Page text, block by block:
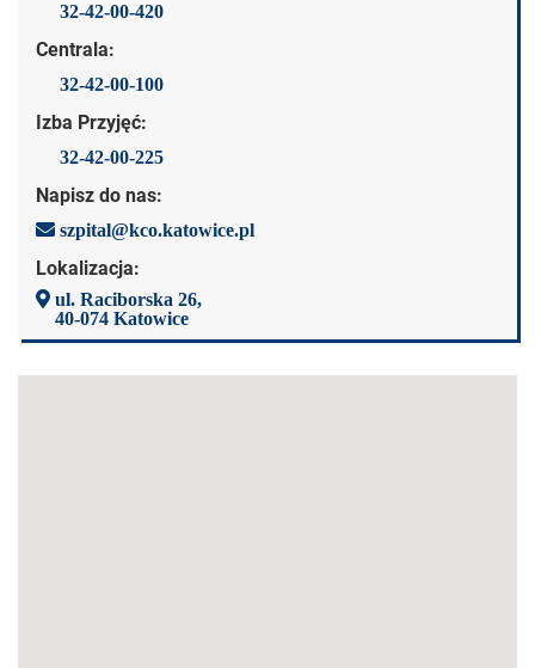
32-42-00-420
Centrala:
32-42-00-100
Izba Przyjęć:
32-42-00-225
Napisz do nas:
szpital@kco.katowice.pl
Lokalizacja:
ul. Raciborska 26,
40-074 Katowice